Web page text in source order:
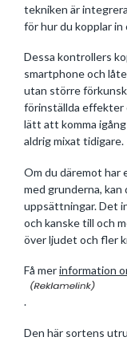
tekniken är
för hur du kopplar
Dessa kontrollers
smartphone och
utan större
förinställda effekter
lätt att komma
aldrig mixat tidigare.
Om du däremot har
med grunderna, kan
uppsättningar. Det
och kanske till och
över ljudet och fler
Få merinformation
.
Den här sortens